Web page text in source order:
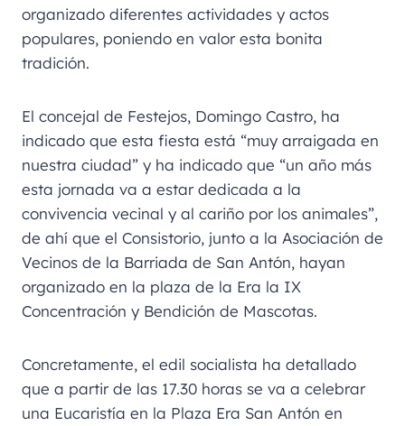
organizado diferentes actividades y actos
populares, poniendo en valor esta bonita
tradición.
El concejal de Festejos, Domingo Castro, ha
indicado que esta fiesta está “muy arraigada en
nuestra ciudad” y ha indicado que “un año más
esta jornada va a estar dedicada a la
convivencia vecinal y al cariño por los animales”,
de ahí que el Consistorio, junto a la Asociación de
Vecinos de la Barriada de San Antón, hayan
organizado en la plaza de la Era la IX
Concentración y Bendición de Mascotas.
Concretamente, el edil socialista ha detallado
que a partir de las 17.30 horas se va a celebrar
una Eucaristía en la Plaza Era San Antón en